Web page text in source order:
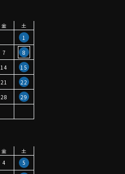
金
土
1
7
8
14
15
21
22
28
29
金
土
4
5